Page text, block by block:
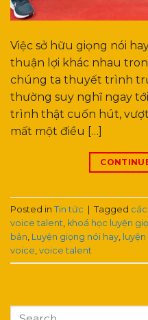
Việc sở hữu giọng nói
thuận lợi khác nhau
chúng ta thuyết trình
thường suy nghĩ ngay
trình thật cuốn hút, vượt
mất một điều […]
Posted in Tin tức Tagged
voice talent khoá học luyện
bản Luyện giọng nói hay
voice voice talent